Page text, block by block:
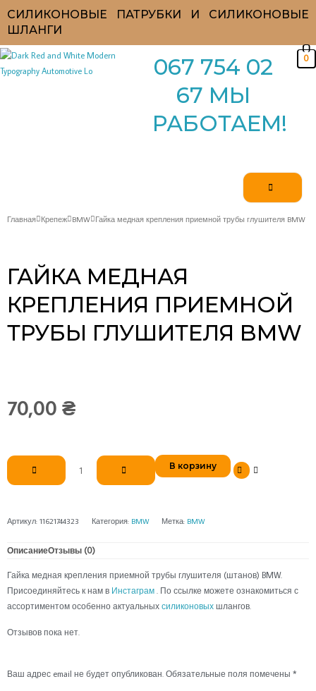
СИЛИКОНОВЫЕ ПАТРУБКИ И СИЛИКОНОВЫЕ
ШЛАНГИ
067 754 02
67 МЫ
РАБОТАЕМ!
0
Главная Крепеж BMW Гайка медная крепления приемной трубы глушителя BMW
ГАЙКА МЕДНАЯ
КРЕПЛЕНИЯ ПРИЕМНОЙ
ТРУБЫ ГЛУШИТЕЛЯ BMW
70,00 ₴
Количество
товара
крепления
трубы
BMW
В корзину
Артикул: 11621744323 Категория: BMW Метка: BMW
ОписаниеОтзывы (0)
Гайка медная крепления приемной трубы глушителя (штанов) BMW.
Присоединяйтесь к нам в Инстаграм . По ссылке можете ознакомиться с
ассортиментом особенно актуальных силиконовых шлангов.
Отзывов пока нет.
Ваш адрес email не будет опубликован. Обязательные поля помечены *